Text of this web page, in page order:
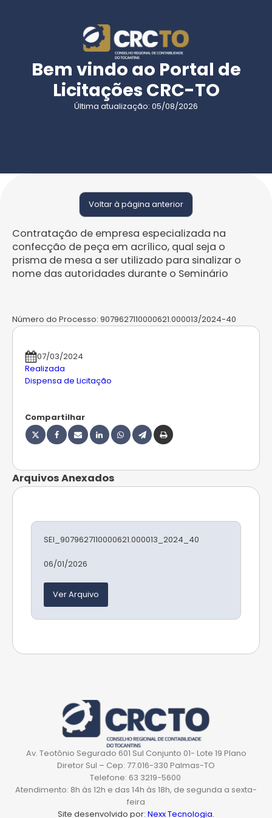
Bem vindo ao Portal de
Licitações CRC-TO
Última atualização: 05/08/2026
Voltar à página anterior
Contratação de empresa especializada na
confecção de peça em acrílico, qual seja o
prisma de mesa a ser utilizado para sinalizar o
nome das autoridades durante o Seminário
Número do Processo: 9079627110000621.000013/2024-40
07/03/2024
Realizada
Dispensa de Licitação
Compartilhar
Arquivos Anexados
SEI_9079627110000621.000013_2024_40
06/01/2026
Ver Arquivo
Av. Teotônio Segurado 601 Sul Conjunto 01- Lote 19 Plano
Diretor Sul – Cep: 77.016-330 Palmas-TO
Telefone: 63 3219-5600
Atendimento: 8h às 12h e das 14h às 18h, de segunda a sexta-
feira
Site desenvolvido por: Nexx Tecnologia.